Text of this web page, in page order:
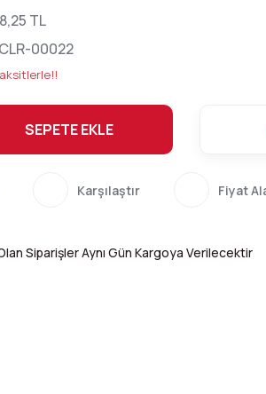
TL
00022
SEPETE EKLE
Karşılaştır Fiyat
Siparişler Aynı Gün Kargoya Verilecektir